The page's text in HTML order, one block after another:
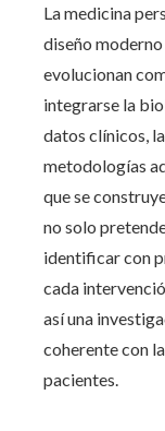
La medicina
diseño
evolucionan
integrarse la
datos clínicos,
metodologías
que se
no solo
identificar con
cada
así una
coherente con
pacientes.